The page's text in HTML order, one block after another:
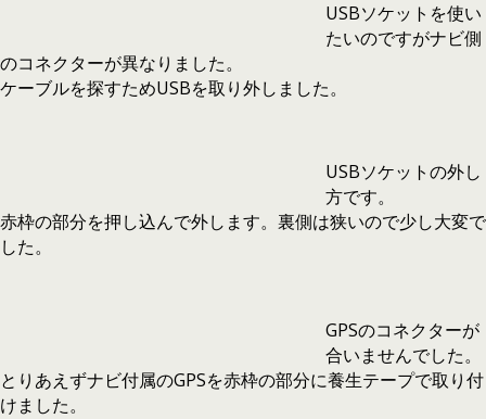
USBソケットを使い
たいのですがナビ側
のコネクターが異なりました。
ケーブルを探すためUSBを取り外しました。
USBソケットの外し
方です。
赤枠の部分を押し込んで外します。裏側は狭いので少し大変で
した。
GPSのコネクターが
合いませんでした。
とりあえずナビ付属のGPSを赤枠の部分に養生テープで取り付
けました。